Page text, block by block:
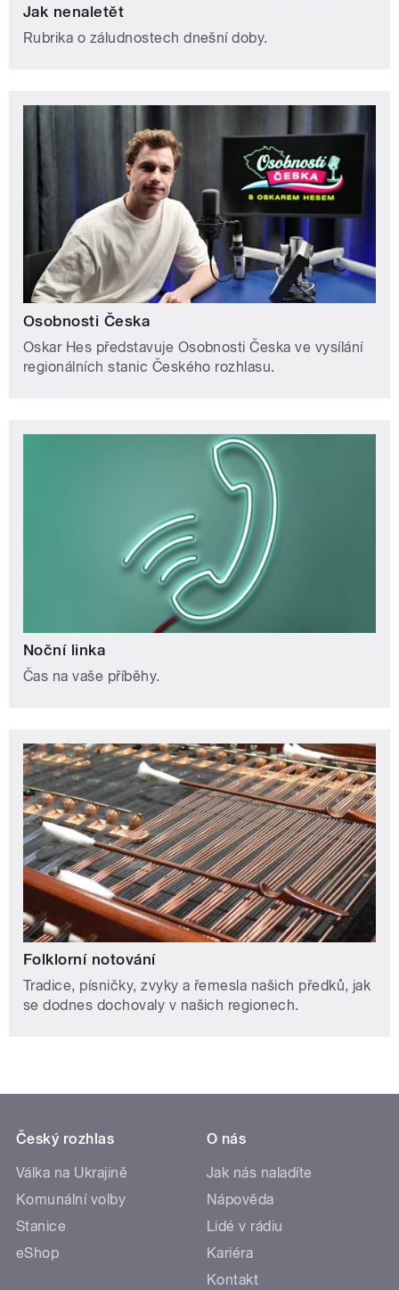
Jak nenaletět
Rubrika o záludnostech dnešní doby.
Osobnosti Česka
Oskar Hes představuje Osobnosti Česka ve vysílání
regionálních stanic Českého rozhlasu.
Noční linka
Čas na vaše příběhy.
Folklorní notování
Tradice, písničky, zvyky a řemesla našich předků, jak
se dodnes dochovaly v našich regionech.
Český rozhlas
Válka na Ukrajině
Komunální volby
Stanice
eShop
O nás
Jak nás naladíte
Nápověda
Lidé v rádiu
Kariéra
Kontakt